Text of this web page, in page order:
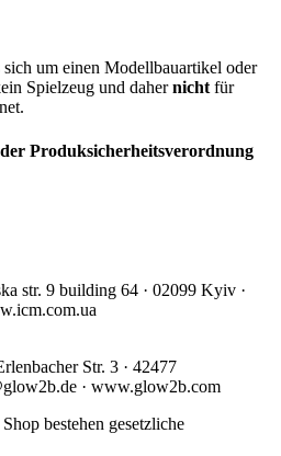
um einen Modellbauartikel oder
Spielzeug und dahernicht für
Produksicherheitsverordnung
str. 9 building 64 · 02099 Kyiv ·
Str. 3 · 42477
· www.glow2b.com
bestehen gesetzliche